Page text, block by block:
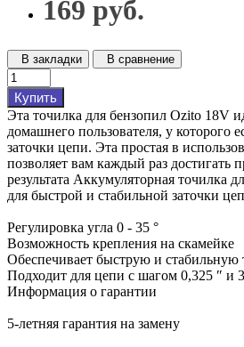
169 руб.
В закладки В сравнение
Купить
Эта точилка для бензопил Ozito 18V
домашнего пользователя, у которого
заточки цепи. Эта простая в
позволяет вам каждый раз достигать
результата Аккумуляторная точилка
для быстрой и стабильной заточки
Регулировка угла 0 - 35 °
Возможность крепления на скамейке
Обеспечивает быструю и стабильную
Подходит для цепи с шагом 0,325 ″ и
Информация о гарантии
5-летняя гарантия на замену